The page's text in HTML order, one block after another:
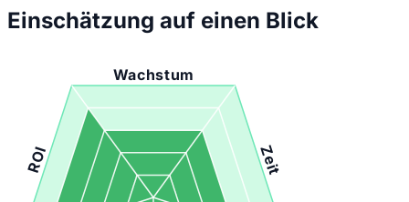
Einschätzung auf einen Blick
Zeit
ROI
Wachstum